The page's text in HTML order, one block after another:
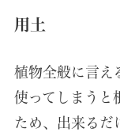
用土
植物全般に言え
使ってしまうと
ため、出来るだ